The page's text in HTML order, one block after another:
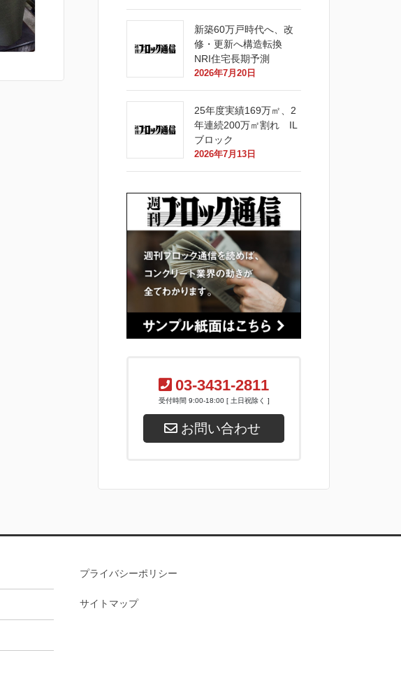
新築60万戸時代へ、改
修・更新へ構造転換
NRI住宅長期予測
2026年7月20日
25年度実績169万㎡、2
年連続200万㎡割れ IL
ブロック
2026年7月13日
03-3431-2811
受付時間 9:00-18:00 [ 土日祝除く ]
お問い合わせ
プライバシーポリシー
サイトマップ